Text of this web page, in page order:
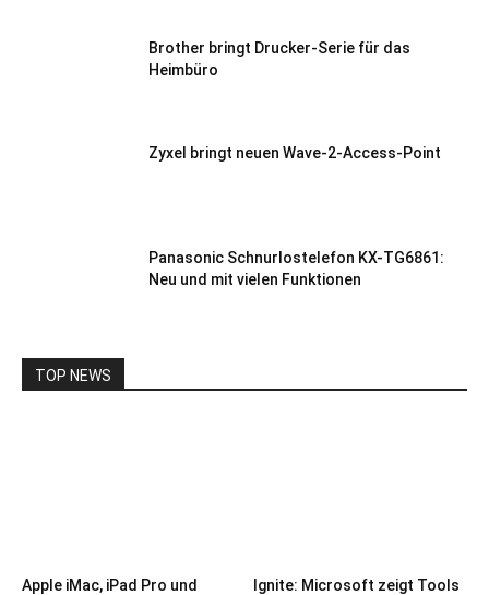
Brother bringt Drucker-Serie für das
Heimbüro
Zyxel bringt neuen Wave-2-Access-Point
Panasonic Schnurlostelefon KX-TG6861:
Neu und mit vielen Funktionen
TOP NEWS
Apple iMac, iPad Pro und Ignite: Microsoft zeigt Tools